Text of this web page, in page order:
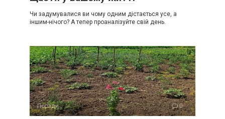
Чи задумувалися ви чому одним дістається усе, а
іншим-нічого? А тепер проаналізуйте свій день.
Поради 0